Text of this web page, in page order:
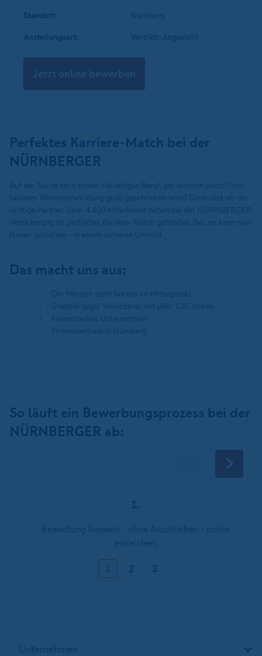
Standort:
Nürnberg
Anstellungsart:
Vertrieb: Angestellt
Jetzt online bewerben
Perfektes Karriere-Match bei der
NÜRNBERGER
Das macht uns aus:
So läuft ein Bewerbungsprozess bei der
NÜRNBERGER ab:
1.
1
2 3
Unternehmen